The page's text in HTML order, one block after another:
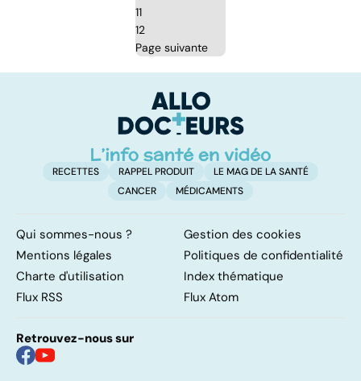
11
12
Page suivante
RECETTES RAPPEL PRODUIT
LE MAG DE LA SANTÉ
CANCER
MÉDICAMENTS
Qui sommes-nous ?
Gestion des cookies
Mentions légales
Politiques de confidentialité
Charte d'utilisation
Index thématique
Flux RSS
Flux Atom
Retrouvez-nous sur